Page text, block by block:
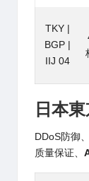
TKY |
BGP |
IIJ 04
日本
DDoS防御
质量保证、